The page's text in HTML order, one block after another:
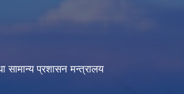
सामान्य प्रशासन मन्त्रालय